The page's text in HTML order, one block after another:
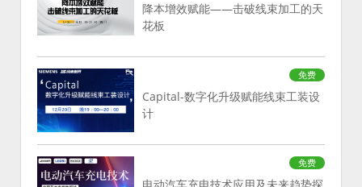
降本增效赋能——击破线束加工的天
花板
免费
Capital-数字化升级赋能线束工装设
计
免费